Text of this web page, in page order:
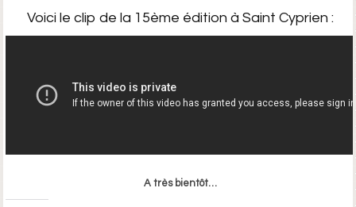
Voici le clip de la 15ème édition à Saint Cyprien :
A très bientôt…